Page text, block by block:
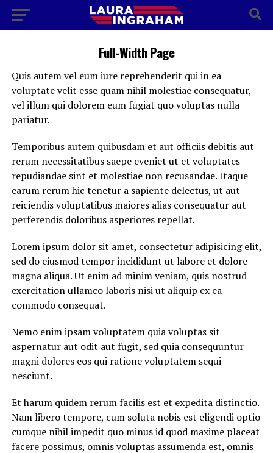
Full-Width Page
Quis autem vel eum iure reprehenderit qui in ea
voluptate velit esse quam nihil molestiae consequatur,
vel illum qui dolorem eum fugiat quo voluptas nulla
pariatur.
Temporibus autem quibusdam et aut officiis debitis aut
rerum necessitatibus saepe eveniet ut et voluptates
repudiandae sint et molestiae non recusandae. Itaque
earum rerum hic tenetur a sapiente delectus, ut aut
reiciendis voluptatibus maiores alias consequatur aut
perferendis doloribus asperiores repellat.
Lorem ipsum dolor sit amet, consectetur adipisicing elit,
sed do eiusmod tempor incididunt ut labore et dolore
magna aliqua. Ut enim ad minim veniam, quis nostrud
exercitation ullamco laboris nisi ut aliquip ex ea
commodo consequat.
Nemo enim ipsam voluptatem quia voluptas sit
aspernatur aut odit aut fugit, sed quia consequuntur
magni dolores eos qui ratione voluptatem sequi
nesciunt.
Et harum quidem rerum facilis est et expedita distinctio.
Nam libero tempore, cum soluta nobis est eligendi optio
cumque nihil impedit quo minus id quod maxime placeat
facere possimus, omnis voluptas assumenda est, omnis